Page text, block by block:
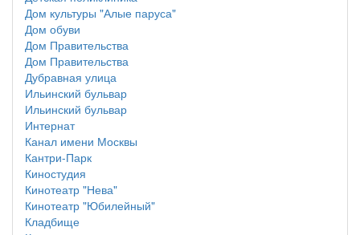
Дом культуры "Алые паруса"
Дом обуви
Дом Правительства
Дом Правительства
Дубравная улица
Ильинский бульвар
Ильинский бульвар
Интернат
Канал имени Москвы
Кантри-Парк
Киностудия
Кинотеатр "Нева"
Кинотеатр "Юбилейный"
Кладбище